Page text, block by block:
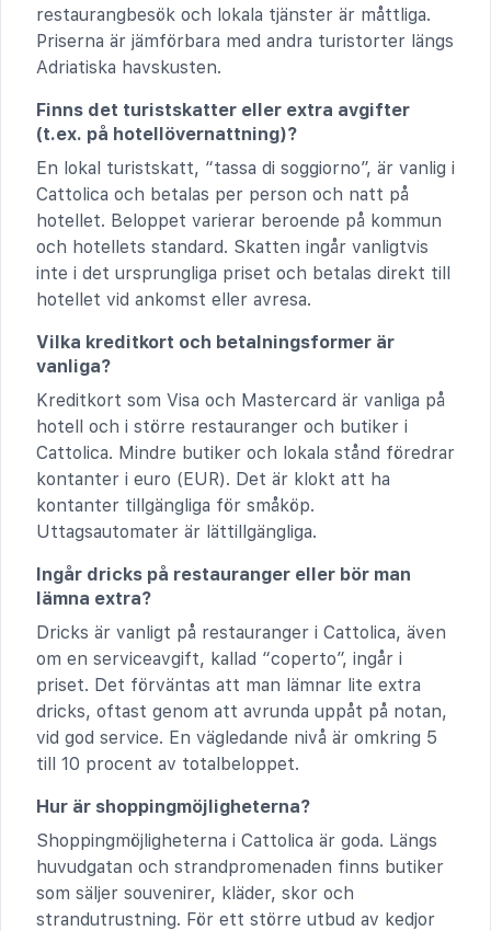
restaurangbesök och lokala tjänster är måttliga.
Priserna är jämförbara med andra turistorter längs
Adriatiska havskusten.
Finns det turistskatter eller extra avgifter
(t.ex. på hotellövernattning)?
En lokal turistskatt, “tassa di soggiorno”, är vanlig i
Cattolica och betalas per person och natt på
hotellet. Beloppet varierar beroende på kommun
och hotellets standard. Skatten ingår vanligtvis
inte i det ursprungliga priset och betalas direkt till
hotellet vid ankomst eller avresa.
Vilka kreditkort och betalningsformer är
vanliga?
Kreditkort som Visa och Mastercard är vanliga på
hotell och i större restauranger och butiker i
Cattolica. Mindre butiker och lokala stånd föredrar
kontanter i euro (EUR). Det är klokt att ha
kontanter tillgängliga för småköp.
Uttagsautomater är lättillgängliga.
Ingår dricks på restauranger eller bör man
lämna extra?
Dricks är vanligt på restauranger i Cattolica, även
om en serviceavgift, kallad “coperto”, ingår i
priset. Det förväntas att man lämnar lite extra
dricks, oftast genom att avrunda uppåt på notan,
vid god service. En vägledande nivå är omkring 5
till 10 procent av totalbeloppet.
Hur är shoppingmöjligheterna?
Shoppingmöjligheterna i Cattolica är goda. Längs
huvudgatan och strandpromenaden finns butiker
som säljer souvenirer, kläder, skor och
strandutrustning. För ett större utbud av kedjor